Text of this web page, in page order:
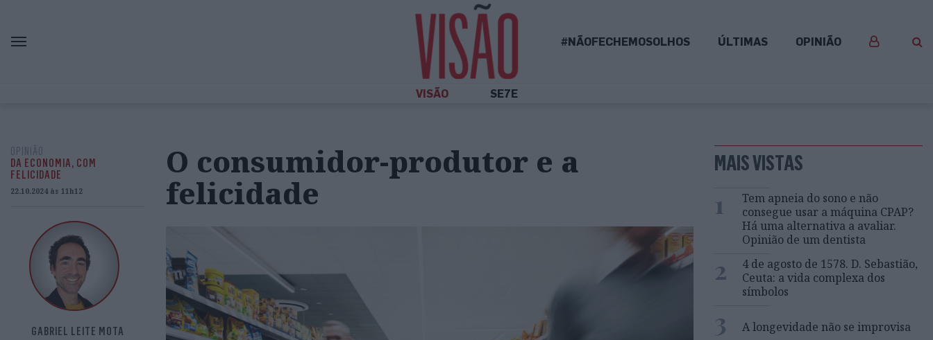
#NÃOFECHEMOSOLHOS ÚLTIMAS OPINIÃO
VISÃO SE7E
OPINIÃO
DA ECONOMIA, COM
FELICIDADE
22.10.2024 às 11h12
GABRIEL LEITE MOTA
O consumidor-produtor e a
felicidade
MAIS VISTAS
1
Tem apneia do sono e não
consegue usar a máquina CPAP?
Há uma alternativa a avaliar.
Opinião de um dentista
2
4 de agosto de 1578. D. Sebastião,
Ceuta: a vida complexa dos
símbolos
3 A longevidade não se improvisa